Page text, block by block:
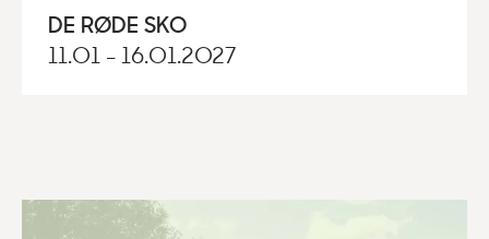
DE RØDE SKO
11.01 - 16.01.2027